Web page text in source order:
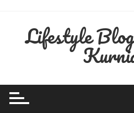
contentLifestyle